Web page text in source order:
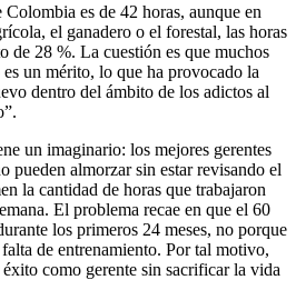
es de 42 horas, aunque en
el ganadero o el forestal, las horas
de 28 %. La cuestión es que muchos
un mérito, lo que ha provocado la
dentro del ámbito de los adictos al
un imaginario: los mejores gerentes
pueden almorzar sin estar revisando el
la cantidad de horas que trabajaron
El problema recae en que el 60
los primeros 24 meses, no porque
de entrenamiento. Por tal motivo,
como gerente sin sacrificar la vida